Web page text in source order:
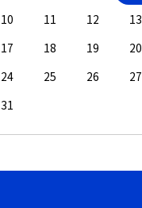
10 11 12 13
17 18 19 20
24 25 26 27
31